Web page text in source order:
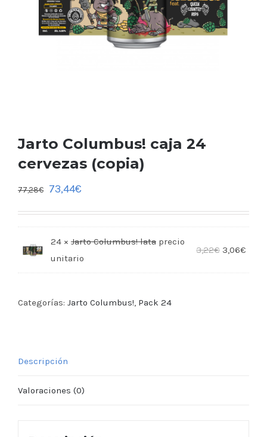
Jarto Columbus! caja 24
cervezas (copia)
77,28€ 73,44€
24 × Jarto Columbus! lata
3,22€ 3,06€
Categorías: Jarto Columbus!, Pack 24
Descripción
Valoraciones (0)